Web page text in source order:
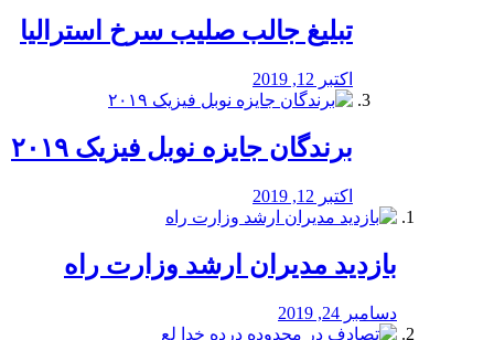
تبلیغ جالب صلیب سرخ استرالیا
اکتبر 12, 2019
برندگان جایزه نوبل فیزیک ۲۰۱۹
اکتبر 12, 2019
بازدید مدیران ارشد وزارت راه
دسامبر 24, 2019